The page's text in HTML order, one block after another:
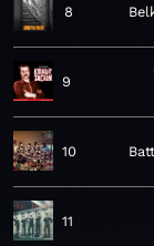
8
9
10
11